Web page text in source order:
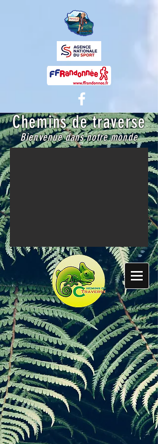
Chemins de traverse
Bienvenue dans notre monde